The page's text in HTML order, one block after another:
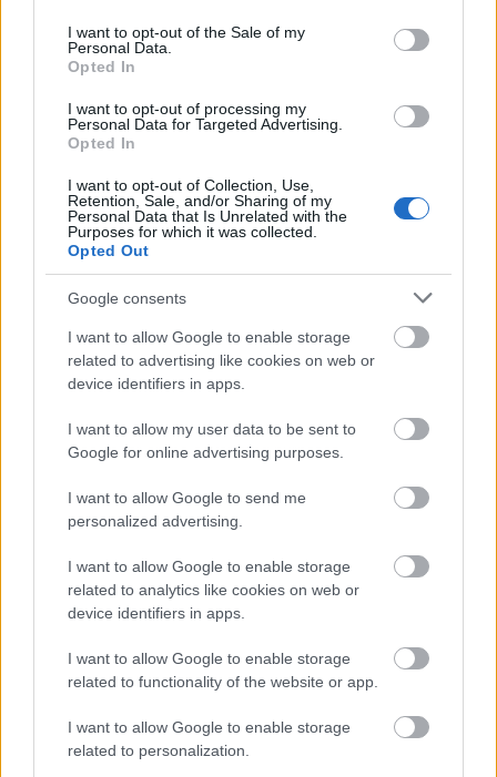
consent section.
I want to opt-out of the Sale of my
Personal Data.
Opted In
I want to opt-out of processing my
Personal Data for Targeted Advertising.
Opted In
I want to opt-out of Collection, Use,
Retention, Sale, and/or Sharing of my
Personal Data that Is Unrelated with the
Purposes for which it was collected.
Opted Out
Google consents
I want to allow Google to enable storage
related to advertising like cookies on web or
device identifiers in apps.
I want to allow my user data to be sent to
Google for online advertising purposes.
I want to allow Google to send me
personalized advertising.
I want to allow Google to enable storage
related to analytics like cookies on web or
device identifiers in apps.
I want to allow Google to enable storage
related to functionality of the website or app.
I want to allow Google to enable storage
related to personalization.
Város-Teampannon Kereskedelmi és Szolgáltató Kft.
parkfelújítás
Újragondolják Lipótváros rejtett, zöld parkját
Indulhat a Honvéd tér megújításának tervezése, ahol a
klímatudatos gondolkodás és a helyi identitás erősítése kerül a
középpontba.
Történelmi táj, amelynek minden köve
mesél – megújul a tatai Angolkert
Bicske Kelet csomópont építése
Új gyalogosátkelők és jelzőlámpás
csomópont épül Angyalföldön
Másfélszeresére bővítik
Hódmezővásárhely jó hírű református
iskoláját